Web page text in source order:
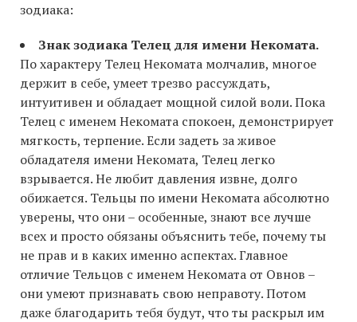
зодиака:
Знак зодиака Телец для имени Некомата.
По характеру Телец Некомата молчалив, многое
держит в себе, умеет трезво рассуждать,
интуитивен и обладает мощной силой воли. Пока
Телец с именем Некомата спокоен, демонстрирует
мягкость, терпение. Если задеть за живое
обладателя имени Некомата, Телец легко
взрывается. Не любит давления извне, долго
обижается. Тельцы по имени Некомата абсолютно
уверены, что они – особенные, знают все лучше
всех и просто обязаны объяснить тебе, почему ты
не прав и в каких именно аспектах. Главное
отличие Тельцов с именем Некомата от Овнов –
они умеют признавать свою неправоту. Потом
даже благодарить тебя будут, что ты раскрыл им